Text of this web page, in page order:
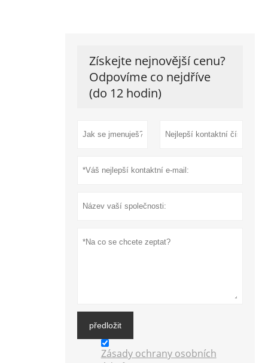
Získejte nejnovější cenu?
Odpovíme co nejdříve
(do 12 hodin)
předložit
Zásady ochrany osobních